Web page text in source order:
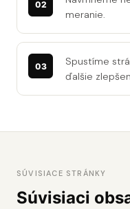
meranie.
Spustíme
ďalšie
SÚVISIACE STRÁNKY
Súvisiaci